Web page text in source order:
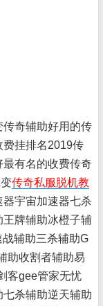
传奇辅助好用的传
费挂排名2019传
有名的收费传奇
传奇私服脱机教
宇宙加速器七杀
牌辅助冰橙子辅
辅助三杀辅助G
助收割者辅助易
客gee管家无忧
杀辅助逆天辅助